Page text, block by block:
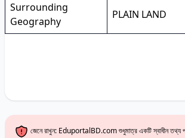
Surrounding
Geography
PLAIN LAND
জেনে রাখুন: EduportalBD.com শুধুমাত্র একটি স্বাধীন তথ্য